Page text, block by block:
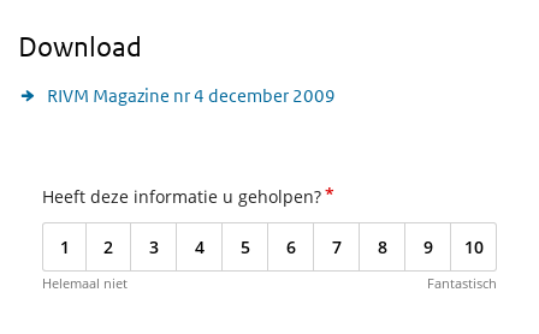
Download
RIVM Magazine nr 4 december 2009
Heeft deze informatie u geholpen?*
1 2 3 4 5 6 7 8 9 10
Helemaal niet Fantastisch